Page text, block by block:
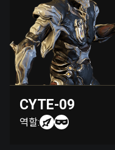
CYTE-09
역할: